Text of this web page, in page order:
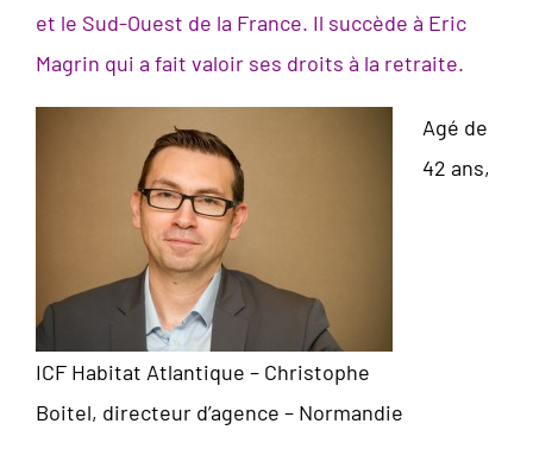
et le Sud-Ouest de la France. Il succède à Eric
Magrin qui a fait valoir ses droits à la retraite.
ICF Habitat Atlantique – Christophe
Boitel, directeur d’agence – Normandie
Agé de
42 ans,